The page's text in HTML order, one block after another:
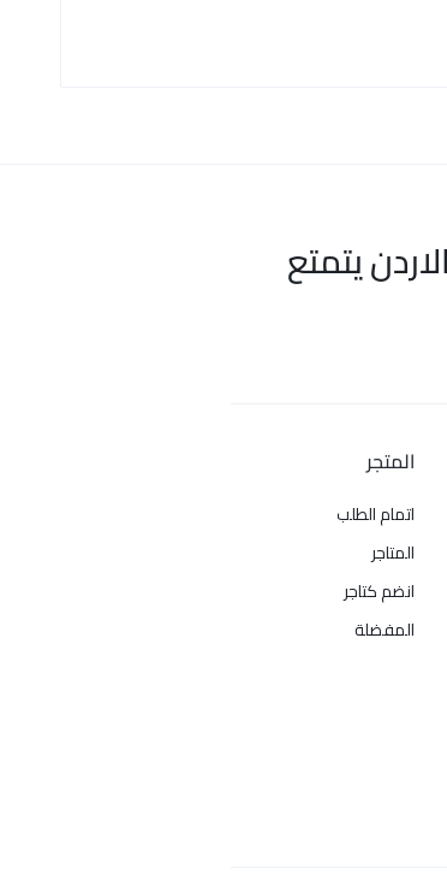
يتمتع
المتجر
اتمام الطلب
المتاجر
انضم كتاجر
المفضلة